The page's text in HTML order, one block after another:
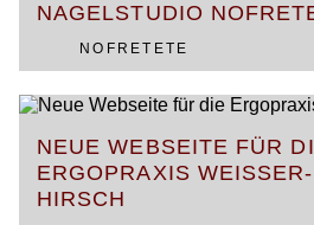
NAGELSTUDIO
NOFRETETE
NEUE WEBSEITE FÜR
ERGOPRAXIS WEISSER-H
IRSCH